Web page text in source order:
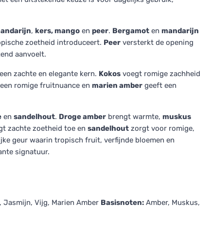
, kers, mango en peer. Bergamot en mandarijn
zoetheid introduceert. Peer versterkt de opening
aanvoelt.
een zachte en elegante kern. Kokos voegt romige zachheid
romige fruitnuance en marien amber geeft een
en sandelhout. Droge amber brengt warmte, muskus
zachte zoetheid toe en sandelhout zorgt voor romige,
geur waarin tropisch fruit, verfijnde bloemen en
signatuur.
Jasmijn, Vijg, Marien Amber Basisnoten: Amber, Muskus,